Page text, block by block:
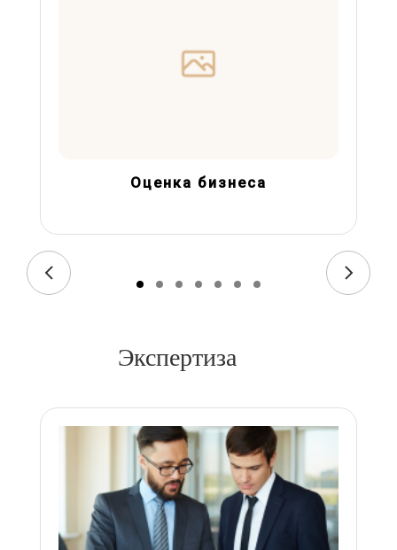
Оценка бизнеса
Экспертиза